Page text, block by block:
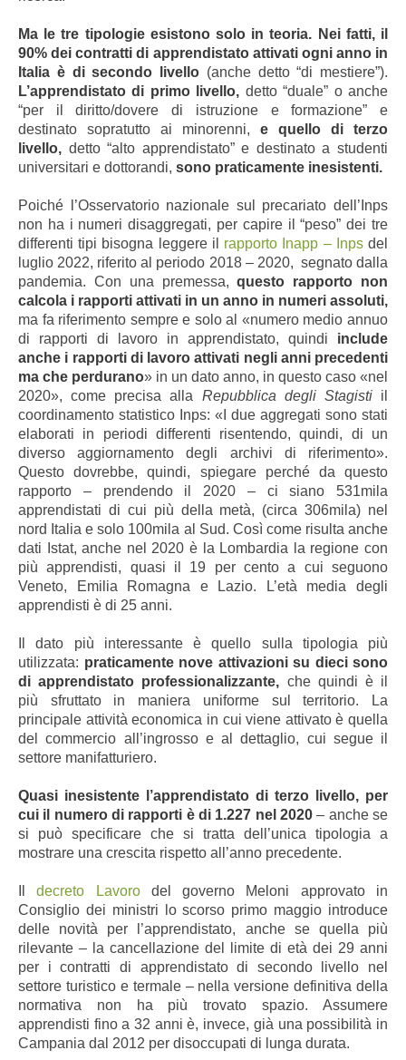
Ma le tre tipologie esistono solo in teoria. Nei fatti, il
90% dei contratti di apprendistato attivati ogni anno in
Italia è di secondo livello (anche detto“di mestiere”).
L’apprendistato di primo livello, detto “duale” o anche
“per il diritto/dovere di istruzione e formazione” e
destinato sopratutto ai minorenni, e quello di terzo
livello, detto “alto apprendistato” e destinato a studenti
universitari e dottorandi, sono praticamente inesistenti.
Poiché l’Osservatorio nazionale sul precariato dell’Inps
non ha i numeri disaggregati, per capire il “peso” dei tre
differenti tipi bisogna leggere il rapporto Inapp – Inpsdel
luglio 2022, riferito al periodo 2018 – 2020, segnato dalla
pandemia. Con una premessa,questo rapporto non
calcola i rapporti attivati in un anno in numeri assoluti,
ma fa riferimento sempre e solo al «numero medio annuo
di rapporti di lavoro in apprendistato, quindi include
anche i rapporti di lavoro attivati negli anni precedenti
ma che perdurano» in un dato anno, in questo caso «nel
2020», come precisa alla Repubblica degli Stagistiil
coordinamento statistico Inps: «I due aggregati sono stati
elaborati in periodi differenti risentendo, quindi, di un
diverso aggiornamento degli archivi di riferimento».
Questo dovrebbe, quindi, spiegare perché da questo
rapporto – prendendo il 2020 – ci siano 531mila
apprendistati di cui più della metà, (circa 306mila) nel
nord Italia e solo 100mila al Sud. Così come risulta anche
dati Istat, anche nel 2020 è la Lombardia la regione con
più apprendisti, quasi il 19 per cento a cui seguono
Veneto, Emilia Romagna e Lazio.
L’età media degli
apprendisti è di 25 anni.
Il dato più interessante è quello sulla tipologia più
utilizzata: praticamente nove attivazioni su dieci sono
di apprendistato professionalizzante, che quindi è il
più sfruttato in maniera uniforme sul territorio.
La
principale attività economica in cui viene attivato è quella
del commercio all’ingrosso e al dettaglio, cui segue il
settore manifatturiero.
Quasi inesistente l’apprendistato di terzo livello, per
cui il numero di rapporti è di 1.227 nel 2020 – anche se
si può specificare che si tratta dell’unica tipologia a
mostrare una crescita rispetto all’anno precedente.
Ildecreto Lavorodel governo Meloni approvato in
Consiglio dei ministri lo scorso primo maggio introduce
delle novità per l’apprendistato, anche se quella più
rilevante – la cancellazione del limite di età dei 29 anni
per i contratti di apprendistato di secondo livello nel
settore turistico e termale – nella versione definitiva della
normativa non ha più trovato spazio. Assumere
apprendisti fino a 32 anni è, invece, già una possibilità in
Campania dal 2012 per disoccupati di lunga durata.